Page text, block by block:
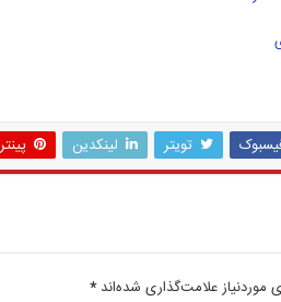
تویتر لینکدین
علامت‌گذاری شده‌اند*